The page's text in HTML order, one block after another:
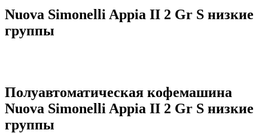
Nuova Simonelli Appia II 2 Gr S низкие
группы
Полуавтоматическая кофемашина
Nuova Simonelli Appia II 2 Gr S низкие
группы